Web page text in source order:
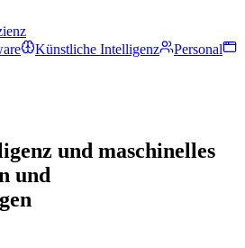
Künstliche Intelligenz
Personal
und maschinelles
und